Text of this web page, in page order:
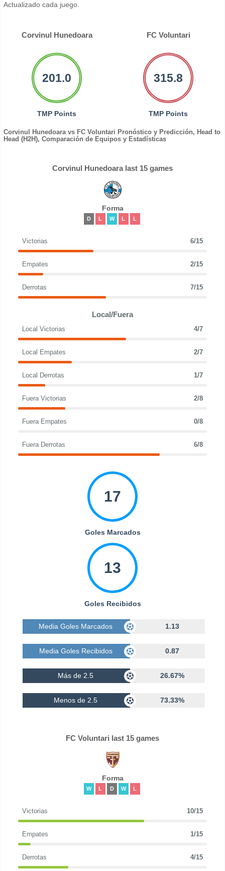
Actualizado cada juego.
Corvinul Hunedoara FC Voluntari
201.0
TMP Points
315.8
TMP Points
Corvinul Hunedoara vs FC Voluntari Pronóstico y Predicción, Head to
Head (H2H), Comparación de Equipos y Estadísticas
Corvinul Hunedoara last 15 games
Forma
D L W L L
Victorias 6/15
Empates 2/15
Derrotas 7/15
Local/Fuera
Local Victorias 4/7
Local Empates 2/7
Local Derrotas 1/7
Fuera Victorias 2/8
Fuera Empates 0/8
Fuera Derrotas 6/8
17
Goles Marcados
13
Goles Recibidos
Media Goles Marcados 1.13
Media Goles Recibidos 0.87
Más de 2.5 26.67%
Menos de 2.5 73.33%
FC Voluntari last 15 games
Forma
W L D W L
Victorias 10/15
Empates 1/15
Derrotas 4/15